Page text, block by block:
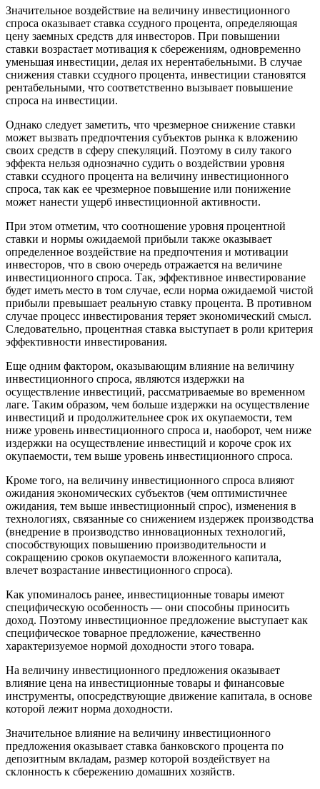
Значительное воздействие на величину инвестиционного
спроса оказывает ставка ссудного процента, определяющая
цену заемных средств для инвесторов. При повышении
ставки возрастает мотивация к сбережениям, одновременно
уменьшая инвестиции, делая их нерентабельными. В случае
снижения ставки ссудного процента, инвестиции становятся
рентабельными, что соответственно вызывает повышение
спроса на инвестиции.
Однако следует заметить, что чрезмерное снижение ставки
может вызвать предпочтения субъектов рынка к вложению
своих средств в сферу спекуляций. Поэтому в силу такого
эффекта нельзя однозначно судить о воздействии уровня
ставки ссудного процента на величину инвестиционного
спроса, так как ее чрезмерное повышение или понижение
может нанести ущерб инвестиционной активности.
При этом отметим, что соотношение уровня процентной
ставки и нормы ожидаемой прибыли также оказывает
определенное воздействие на предпочтения и мотивации
инвесторов, что в свою очередь отражается на величине
инвестиционного спроса. Так, эффективное инвестирование
будет иметь место в том случае, если норма ожидаемой чистой
прибыли превышает реальную ставку процента. В противном
случае процесс инвестирования теряет экономический смысл.
Следовательно, процентная ставка выступает в роли критерия
эффективности инвестирования.
Еще одним фактором, оказывающим влияние на величину
инвестиционного спроса, являются издержки на
осуществление инвестиций, рассматриваемые во временном
лаге. Таким образом, чем больше издержки на осуществление
инвестиций и продолжительнее срок их окупаемости, тем
ниже уровень инвестиционного спроса и, наоборот, чем ниже
издержки на осуществление инвестиций и короче срок их
окупаемости, тем выше уровень инвестиционного спроса.
Кроме того, на величину инвестиционного спроса влияют
ожидания экономических субъектов (чем оптимистичнее
ожидания, тем выше инвестиционный спрос), изменения в
технологиях, связанные со снижением издержек производства
(внедрение в производство инновационных технологий,
способствующих повышению производительности и
сокращению сроков окупаемости вложенного капитала,
влечет возрастание инвестиционного спроса).
Как упоминалось ранее, инвестиционные товары имеют
специфическую особенность — они способны приносить
доход. Поэтому инвестиционное предложение выступает как
специфическое товарное предложение, качественно
характеризуемое нормой доходности этого товара.
На величину инвестиционного предложения оказывает
влияние цена на инвестиционные товары и финансовые
инструменты, опосредствующие движение капитала, в основе
которой лежит норма доходности.
Значительное влияние на величину инвестиционного
предложения оказывает ставка банковского процента по
депозитным вкладам, размер которой воздействует на
склонность к сбережению домашних хозяйств.